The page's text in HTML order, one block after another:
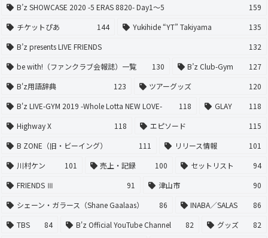
B’z SHOWCASE 2020 -5 ERAS 8820- Day1〜5
159
チケットぴあ
144 Yukihide “YT” Takiyama
135
B’z presents LIVE FRIENDS
132
be with!（ファンクラブ会報誌）一覧
130 B’z Club-Gym
127
B'z用語辞典
123 ツアーグッズ
120
B'z LIVE-GYM 2019 -Whole Lotta NEW LOVE-
118 GLAY
118
Highway X
118 エピソード
115
B ZONE（旧・ビーイング）
111 リリース情報
101
川村ケン
101 売上・記録 100 セットリスト
94
FRIENDS Ⅲ
91 津山市
90
シェーン・ガラース（Shane Gaalaas）
86 INABA／SALAS
86
TBS
84 B'z Official YouTube Channel 82 グッズ
82